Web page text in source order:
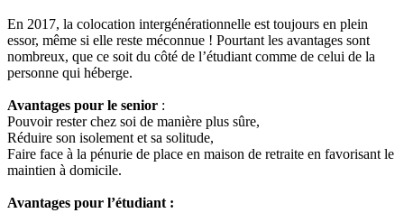
En 2017, la colocation intergénérationnelle est toujours en plein
essor, même si elle reste méconnue ! Pourtant les avantages sont
nombreux, que ce soit du côté de l’étudiant comme de celui de la
personne qui héberge.
Avantages pour le senior :
Pouvoir rester chez soi de manière plus sûre,
Réduire son isolement et sa solitude,
Faire face à la pénurie de place en maison de retraite en favorisant le
maintien à domicile.
Avantages pour l’étudiant :